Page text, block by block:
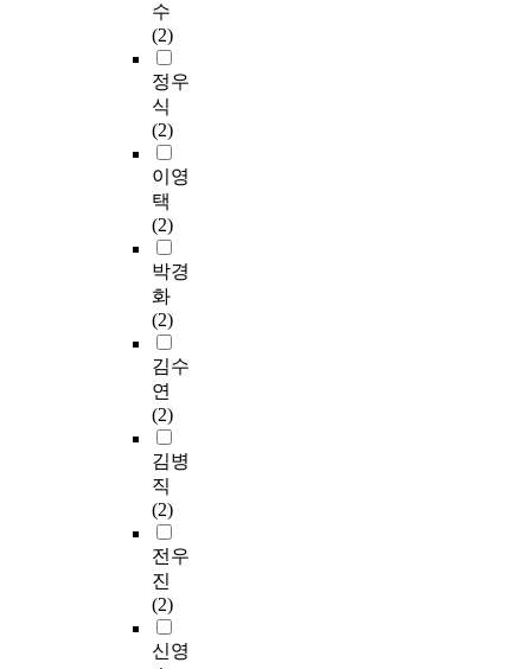
수
(2)
정우
식
(2)
이영
택
(2)
박경
화
(2)
김수
연
(2)
김병
직
(2)
전우
진
(2)
신영